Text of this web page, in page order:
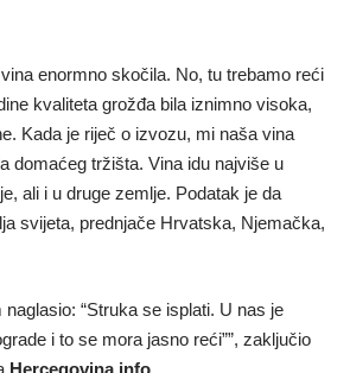
enormno skočila. No, tu trebamo reći
kvaliteta grožđa bila iznimno visoka,
Kada je riječ o izvozu, mi naša vina
domaćeg tržišta. Vina idu najviše u
ali i u druge zemlje. Podatak je da
svijeta, prednjače Hrvatska, Njemačka,
“Struka se isplati. U nas je
i to se mora jasno reći””, zaključio
Hercegovina.info